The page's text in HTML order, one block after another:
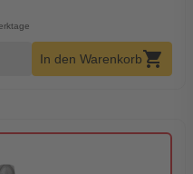
Menge
In den Warenkorbshopping_cart